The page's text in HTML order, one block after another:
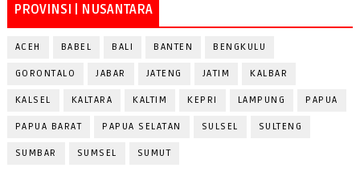
PROVINSI | NUSANTARA
ACEH BABEL BALI BANTEN BENGKULU
GORONTALO JABAR JATENG JATIM KALBAR
KALSEL KALTARA KALTIM KEPRI LAMPUNG PAPUA
PAPUA BARAT PAPUA SELATAN SULSEL SULTENG
SUMBAR SUMSEL SUMUT